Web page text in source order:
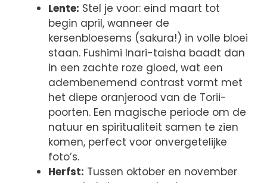
Lente: Stel je voor: eind maart tot
begin april, wanneer de
kersenbloesems (sakura!) in volle bloei
staan. Fushimi Inari-taisha baadt dan
in een zachte roze gloed, wat een
adembenemend contrast vormt met
het diepe oranjerood van de Torii-
poorten. Een magische periode om de
natuur en spiritualiteit samen te zien
komen, perfect voor onvergetelijke
foto’s.
Herfst: Tussen oktober en november